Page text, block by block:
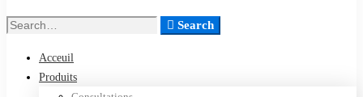
Search
Search
Acceuil
Produits